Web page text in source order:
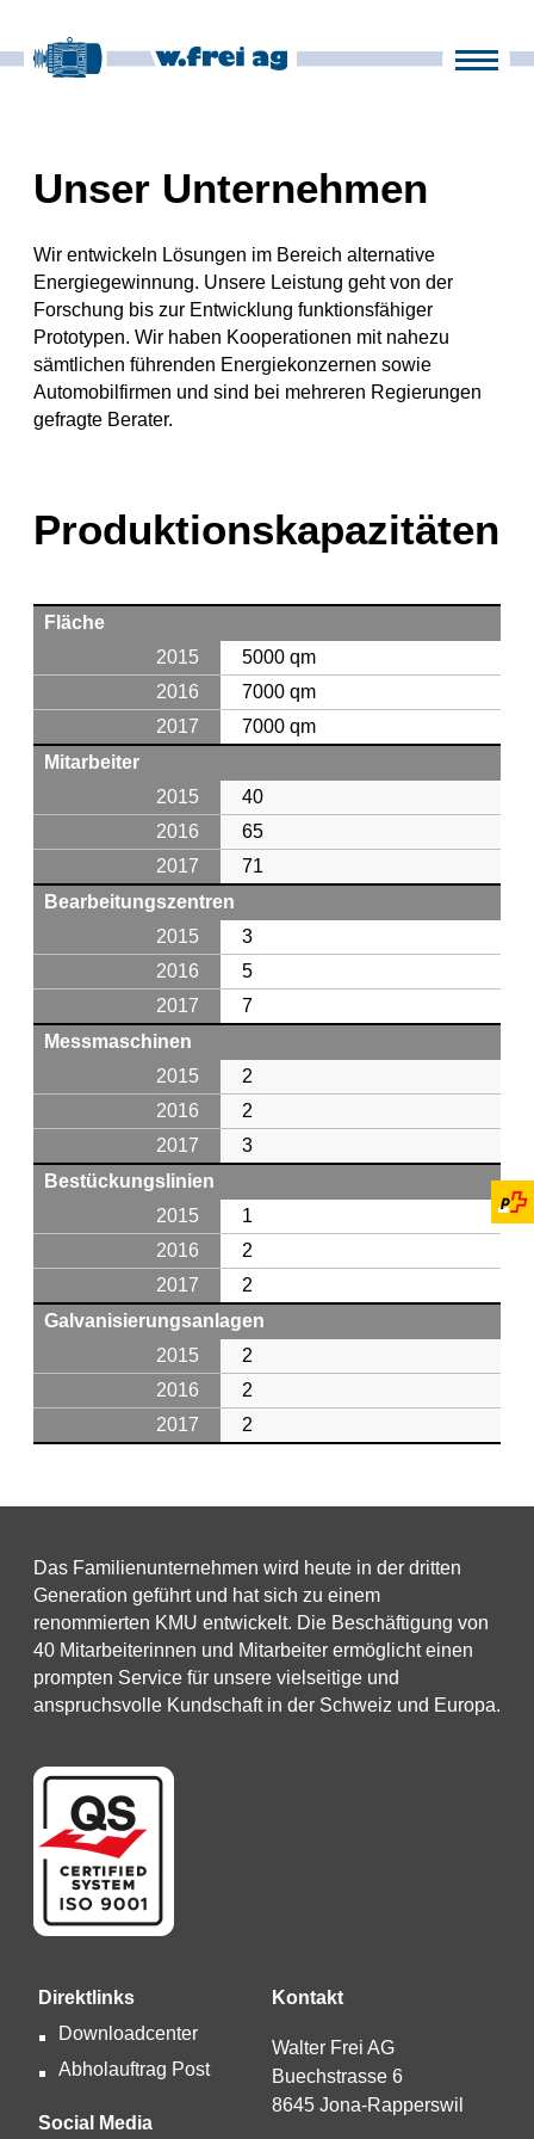
News
Kontakt
Unser Unternehmen
Wir entwickeln Lösungen im Bereich alternative
Energiegewinnung. Unsere Leistung geht von der
Forschung bis zur Entwicklung funktionsfähiger
Prototypen. Wir haben Kooperationen mit nahezu
sämtlichen führenden Energiekonzernen sowie
Automobilfirmen und sind bei mehreren Regierungen
gefragte Berater.
Produktionskapazitäten
Fläche
5000 qm
7000 qm
7000 qm
Mitarbeiter
40
65
71
Bearbeitungszentren
3
5
7
Messmaschinen
2
2
3
Bestückungslinien
1
2
2
Galvanisierungsanlagen
2
2
2
Das Familienunternehmen wird heute in der dritten
Generation geführt und hat sich zu einem
renommierten KMU entwickelt. Die Beschäftigung von
40 Mitarbeiterinnen und Mitarbeiter ermöglicht einen
prompten Service für unsere vielseitige und
anspruchsvolle Kundschaft in der Schweiz und Europa.
Direktlinks
Downloadcenter
Abholauftrag Post
Social Media
Kontakt
Walter Frei AG
Buechstrasse 6
8645 Jona-Rapperswil